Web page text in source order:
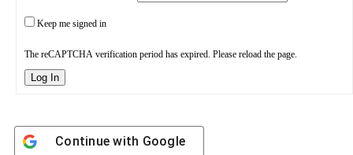
Keep me signed in
The reCAPTCHA verification period has expired. Please reload the page.
Log In
Continue with Google